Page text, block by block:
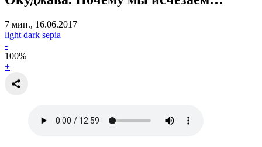
7 мин., 16.06.2017
light dark sepia
-
100%
+